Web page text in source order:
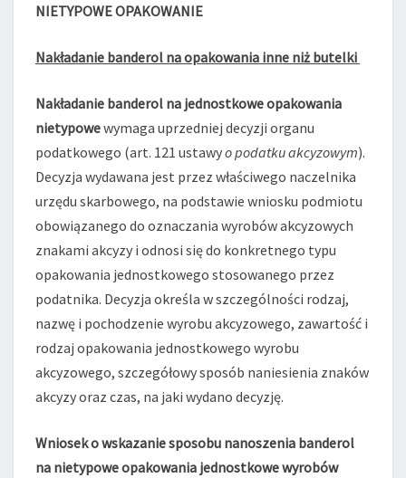
NIETYPOWE OPAKOWANIE
Nakładanie banderol na opakowania inne niż butelki
Nakładanie banderol na jednostkowe opakowania
nietypowewymaga uprzedniej decyzji organu
podatkowego (art. 121 ustawyo podatku akcyzowym).
Decyzja wydawana jest przez właściwego naczelnika
urzędu skarbowego, na podstawie wniosku podmiotu
obowiązanego do oznaczania wyrobów akcyzowych
znakami akcyzy i odnosi się do konkretnego typu
opakowania jednostkowego stosowanego przez
podatnika. Decyzja określa w szczególności rodzaj,
nazwę i pochodzenie wyrobu akcyzowego, zawartość i
rodzaj opakowania jednostkowego wyrobu
akcyzowego, szczegółowy sposób naniesienia znaków
akcyzy oraz czas, na jaki wydano decyzję.
Wniosek o wskazanie sposobu nanoszenia banderol
na nietypowe opakowania jednostkowe wyrobów